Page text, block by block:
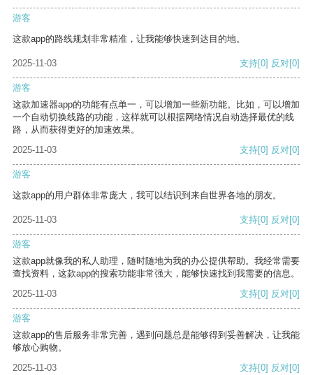
游客
这款app的路线规划非常精准，让我能够快速到达目的地。
2025-11-03 支持[0] 反对[0]
游客
这款加速器app的功能有点单一，可以增加一些新功能。比如，可以增加
一个自动切换线路的功能，这样就可以根据网络情况自动选择最优的线
路，从而获得更好的加速效果。
2025-11-03
支持[0] 反对[0]
游客
这款app的用户群体非常庞大，我可以结识到来自世界各地的朋友。
2025-11-03 支持[0] 反对[0]
游客
这款app就像我的私人助理，随时随地为我的办公提供帮助。我经常需要
查找资料，这款app的搜索功能非常强大，能够快速找到我需要的信息。
2025-11-03
支持[0] 反对[0]
游客
这款app的售后服务非常完善，遇到问题总是能够得到妥善解决，让我能
够放心购物。
2025-11-03
支持[0] 反对[0]